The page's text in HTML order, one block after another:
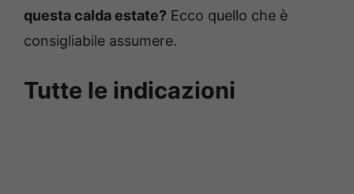
questa calda estate? Ecco quello che è
consigliabile assumere.
Tutte le indicazioni